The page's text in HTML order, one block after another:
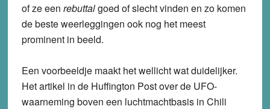
of ze een rebuttalgoed of slecht vinden en zo komen
de beste weerleggingen ook nog het meest
prominent in beeld.
Een voorbeeldje maakt het wellicht wat duidelijker.
Het artikel in de Huffington Post over de UFO-
waarneming boven een luchtmachtbasis in Chili